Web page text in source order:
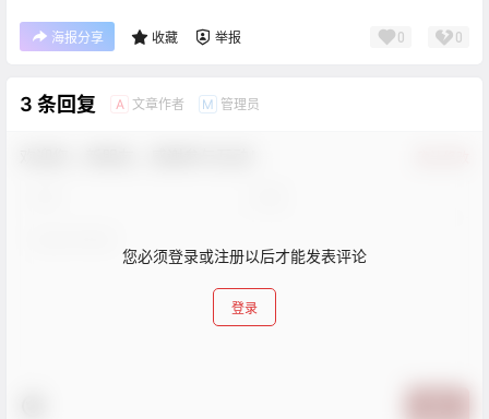
海报分享 收藏 举报 0 0
3 条回复 A 文章作者 M 管理员
您必须登录或注册以后才能发表评论
登录